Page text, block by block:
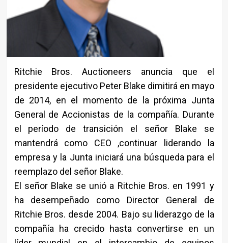
Ritchie Bros. Auctioneers anuncia que el
presidente ejecutivo Peter Blake dimitirá en mayo
de 2014, en el momento de la próxima Junta
General de Accionistas de la compañía. Durante
el período de transición el señor Blake se
mantendrá como CEO ,continuar liderando la
empresa y la Junta iniciará una búsqueda para el
reemplazo del señor Blake.
El señor Blake se unió a Ritchie Bros. en 1991 y
ha desempeñado como Director General de
Ritchie Bros. desde 2004. Bajo su liderazgo de la
compañía ha crecido hasta convertirse en un